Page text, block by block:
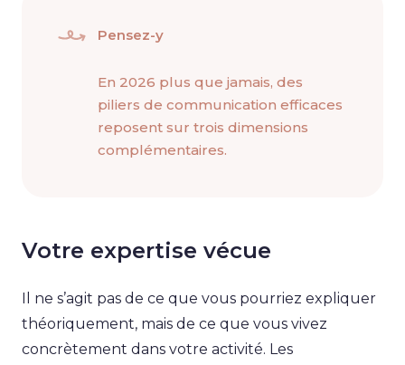
Pensez-y
En 2026 plus que jamais, des
piliers de communication efficaces
reposent sur trois dimensions
complémentaires.
Votre expertise vécue
Il ne s’agit pas de ce que vous pourriez expliquer
théoriquement, mais de ce que vous vivez
concrètement dans votre activité. Les